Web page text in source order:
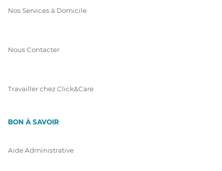
Nos Services à Domicile
Nous Contacter
Travailler chez Click&Care
BON À SAVOIR
Aide Administrative